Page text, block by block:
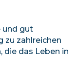
und gut
zu zahlreichen
das Leben in